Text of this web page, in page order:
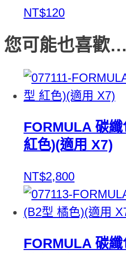
NT$120
您可能也喜歡…
FORMULA 碳
紅色)(適用 X7)
NT$2,800
FORMULA 碳